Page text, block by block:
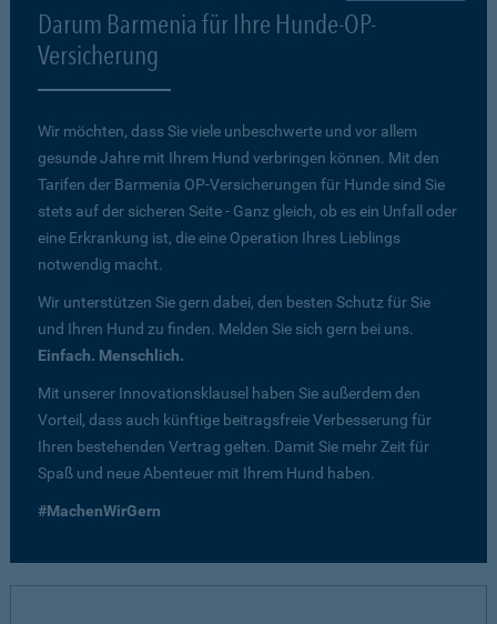
Darum Barmenia für Ihre Hunde-OP-
Versicherung
Wir möchten, dass Sie viele unbeschwerte und vor allem
gesunde Jahre mit Ihrem Hund verbringen können. Mit den
Tarifen der Barmenia OP-Versicherungen für Hunde sind Sie
stets auf der sicheren Seite - Ganz gleich, ob es ein Unfall oder
eine Erkrankung ist, die eine Operation Ihres Lieblings
notwendig macht.
Wir unterstützen Sie gern dabei, den besten Schutz für Sie
und Ihren Hund zu finden. Melden Sie sich gern bei uns.
Einfach. Menschlich.
Mit unserer Innovationsklausel haben Sie außerdem den
Vorteil, dass auch künftige beitragsfreie Verbesserung für
Ihren bestehenden Vertrag gelten. Damit Sie mehr Zeit für
Spaß und neue Abenteuer mit Ihrem Hund haben.
#MachenWirGern